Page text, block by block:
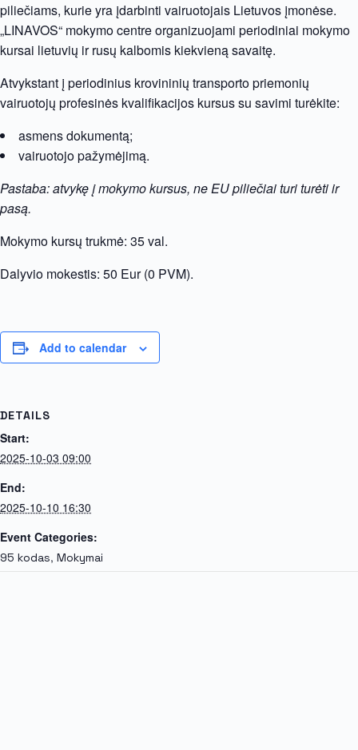
piliečiams, kurie yra įdarbinti vairuotojais Lietuvos įmonėse.
„LINAVOS“ mokymo centre organizuojami periodiniai mokymo
kursai lietuvių ir rusų kalbomis kiekvieną savaitę.
Atvykstant į periodinius krovininių transporto priemonių
vairuotojų profesinės kvalifikacijos kursus su savimi turėkite:
asmens dokumentą;
vairuotojo pažymėjimą.
Pastaba: atvykę į mokymo kursus, ne EU piliečiai turi turėti ir
pasą.
Mokymo kursų trukmė: 35 val.
Dalyvio mokestis: 50 Eur (0 PVM).
Add to calendar
DETAILS
Start:
2025-10-03 09:00
End:
2025-10-10 16:30
Event Categories:
95 kodas, Mokymai